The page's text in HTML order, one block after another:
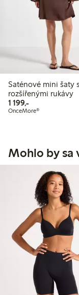
Saténové mini šaty s
rozšířenými rukávy
1 199,-1 199,00 Kč
OnceMore®
Mohlo by sa